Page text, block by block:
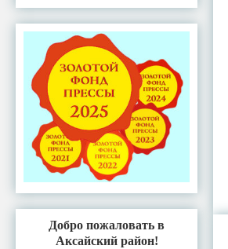
Добро пожаловать в
Аксайский район!